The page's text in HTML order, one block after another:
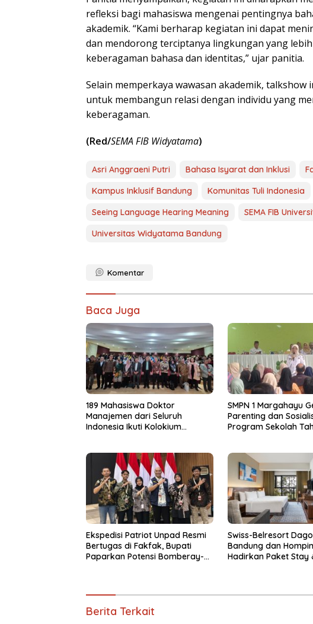
refleksi bagi mahasiswa mengenai pentingnya
akademik. “Kami berharap kegiatan ini dapat
dan mendorong terciptanya lingkungan yang
keberagaman bahasa dan identitas,” ujar panitia.
Selain memperkaya wawasan akademik,
untuk membangun relasi dengan individu yang
keberagaman.
(Red/SEMA FIB Widyatama)
Asri Anggraeni Putri Bahasa Isyarat dan Inklusi
Kampus Inklusif Bandung
Komunitas Tuli Indonesia
Seeing Language Hearing Meaning
SEMA FIB
Universitas Widyatama Bandung
Komentar
Baca Juga
189 Mahasiswa Doktor
Manajemen dari Seluruh
Indonesia Ikuti Kolokium
SMPN 1 Margahayu
Parenting dan
Program Sekolah
Ekspedisi Patriot Unpad Resmi
Bertugas di Fakfak, Bupati
Paparkan Potensi Bomberay-
Swiss-Belresort
Bandung dan
Hadirkan Paket Stay
Berita Terkait